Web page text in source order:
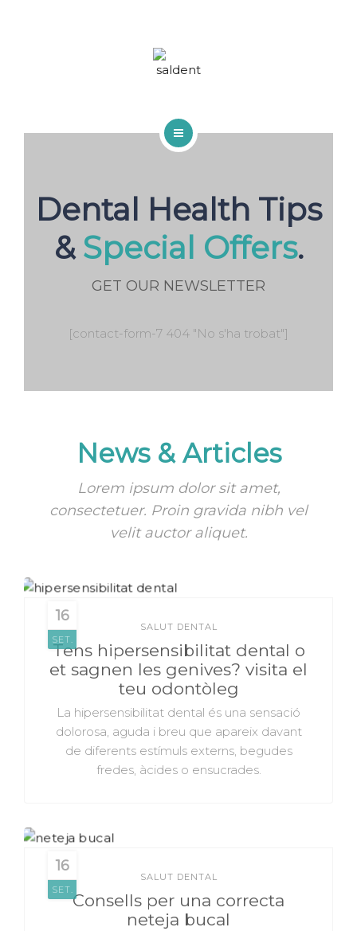
CONTACTA
Dental Health Tips
&Special Offers.
GET OUR NEWSLETTER
[contact-form-7 404 "No s'ha trobat"]
News & Articles
Lorem ipsum dolor sit amet,
consectetuer. Proin gravida nibh vel
velit auctor aliquet.
16
SET.
SALUT DENTAL
Tens hipersensibilitat dental o
et sagnen les genives? visita el
teu odontòleg
La hipersensibilitat dental és una sensació
dolorosa, aguda i breu que apareix davant
de diferents estímuls externs, begudes
fredes, àcides o ensucrades.
16
SET.
SALUT DENTAL
Consells per una correcta
neteja bucal